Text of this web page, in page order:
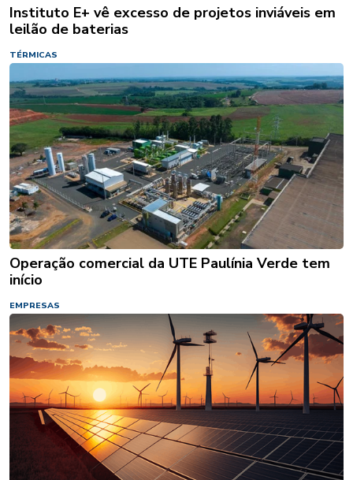
Instituto E+ vê excesso de projetos inviáveis em
leilão de baterias
TÉRMICAS
Operação comercial da UTE Paulínia Verde tem
início
EMPRESAS